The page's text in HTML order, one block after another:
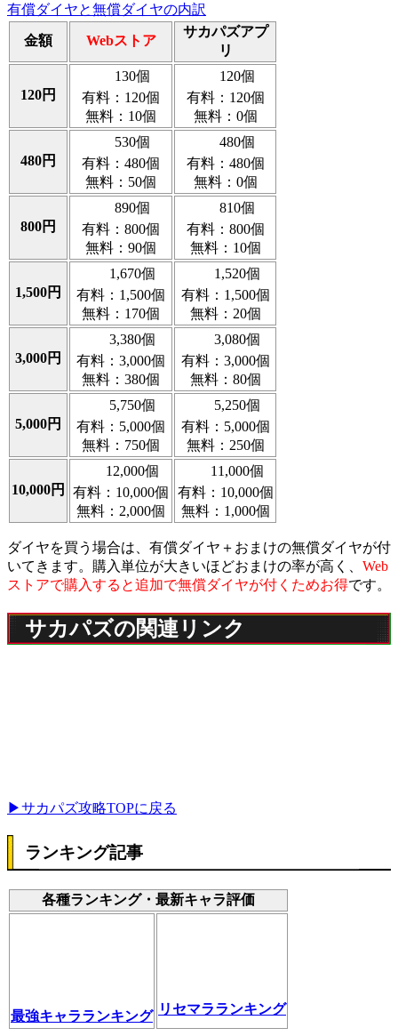
有償ダイヤと無償ダイヤの内訳
金額 Webストア
サカパズアプ
リ
120円
130個
有料：120個
無料：10個
120個
有料：120個
無料：0個
480円
530個
有料：480個
無料：50個
480個
有料：480個
無料：0個
800円
890個
有料：800個
無料：90個
810個
有料：800個
無料：10個
1,500円
1,670個
有料：1,500個
無料：170個
1,520個
有料：1,500個
無料：20個
3,000円
3,380個
有料：3,000個
無料：380個
3,080個
有料：3,000個
無料：80個
5,000円
5,750個
有料：5,000個
無料：750個
5,250個
有料：5,000個
無料：250個
10,000円
12,000個
有料：10,000個
無料：2,000個
11,000個
有料：10,000個
無料：1,000個
ダイヤを買う場合は、有償ダイヤ＋おまけの無償ダイヤが付
いてきます。購入単位が大きいほどおまけの率が高く、 Web
ストアで購入すると追加で無償ダイヤが付くためお得です。
サカパズの関連リンク
▶サカパズ攻略TOPに戻る
ランキング記事
各種ランキング・最新キャラ評価
最強キャラランキング リセマラランキング